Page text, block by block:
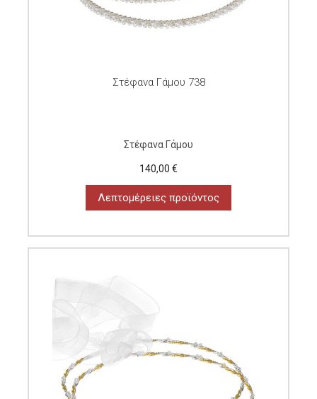
Στέφανα Γάμου 738
Στέφανα Γάμου
140,00 €
Λεπτομέρειες προϊόντος